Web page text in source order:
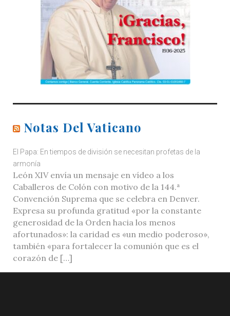
Notas Del Vaticano
El Papa: En tiempos de división se necesitan profetas de la
armonía
León XIV envía un mensaje en vídeo a los
Caballeros de Colón con motivo de la 144.ª
Convención Suprema que se celebra en Denver.
Expresa su profunda gratitud «por la constante
generosidad de la Orden hacia los menos
afortunados»: la caridad es «un medio poderoso»,
también «para fortalecer la comunión que es el
corazón de […]